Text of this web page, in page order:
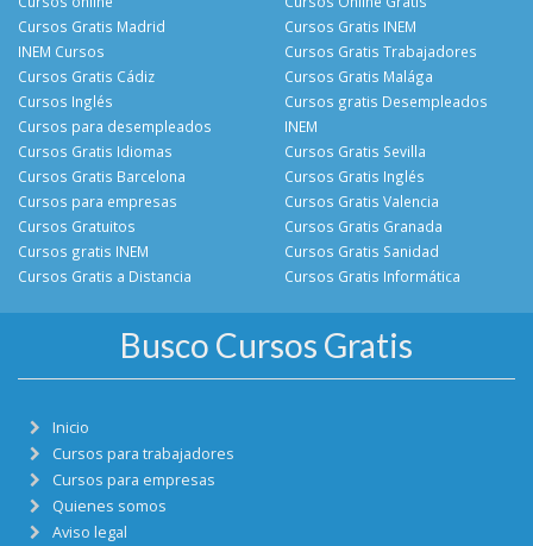
Cursos Gratis Madrid
INEM Cursos
Cursos Gratis Cádiz
Cursos Gratis INEM
Cursos Gratis Trabajadores
Cursos Gratis Malága
Cursos Inglés
Cursos para desempleados
Cursos Gratis Idiomas
Cursos Gratis Barcelona
Cursos gratis Desempleados
INEM
Cursos Gratis Sevilla
Cursos Gratis Inglés
Cursos para empresas
Cursos Gratuitos
Cursos gratis INEM
Cursos Gratis a Distancia
Cursos Gratis Valencia
Cursos Gratis Granada
Cursos Gratis Sanidad
Cursos Gratis Informática
Busco Cursos Gratis
Inicio
Cursos para trabajadores
Cursos para empresas
Quienes somos
Aviso legal